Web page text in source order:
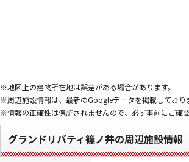
※地図上の建物所在地は誤差がある場合があります。
※周辺施設情報は、最新のGoogleデータを掲載しており
※情報の正確性は保証されませんので、必ず事前にご確
グランドリバティ篠ノ井の周辺施設情報